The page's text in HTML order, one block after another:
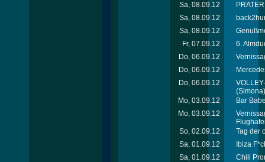
Sa, 08.09.12
Sa, 08.09.12
Sa, 08.09.12
Fr, 07.09.12
6.
Do, 06.09.12
Do, 06.09.12
Do, 06.09.12
(Simona)
Mo, 03.09.12
Bar
Mo, 03.09.12
So, 02.09.12
Tag der
Sa, 01.09.12
Ibiza
Sa, 01.09.12
Chili